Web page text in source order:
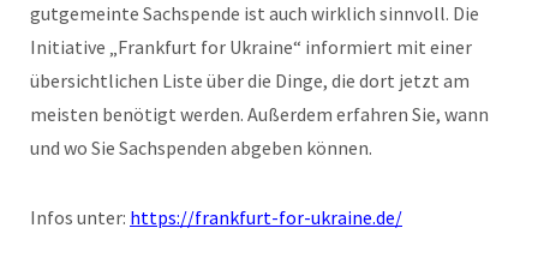
gutgemeinte Sachspende ist auch wirklich sinnvoll. Die
Initiative „Frankfurt for Ukraine“ informiert mit einer
übersichtlichen Liste über die Dinge, die dort jetzt am
meisten benötigt werden. Außerdem erfahren Sie, wann
und wo Sie Sachspenden abgeben können.
Infos unter: https://frankfurt-for-ukraine.de/